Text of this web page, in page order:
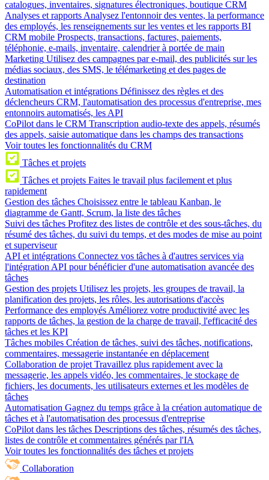
catalogues, inventaires, signatures électroniques, boutique CRM
Analyses et rapports Analysez l'entonnoir des ventes, la performance
des employés, les renseignements sur les ventes et les rapports BI
CRM mobile Prospects, transactions, factures, paiements,
téléphonie, e-mails, inventaire, calendrier à portée de main
Marketing Utilisez des campagnes par e-mail, des publicités sur les
médias sociaux, des SMS, le télémarketing et des pages de
destination
Automatisation et intégrations Définissez des règles et des
déclencheurs CRM, l'automatisation des processus d'entreprise, mes
entonnoirs automatisés, les API
CoPilot dans le CRM Transcription audio-texte des appels, résumés
des appels, saisie automatique dans les champs des transactions
Voir toutes les fonctionnalités du CRM
Tâches et projets
Tâches et projets Faites le travail plus facilement et plus
rapidement
Gestion des tâches Choisissez entre le tableau Kanban, le
diagramme de Gantt, Scrum, la liste des tâches
Suivi des tâches Profitez des listes de contrôle et des sous-tâches, du
résumé des tâches, du suivi du temps, et des modes de mise au point
et superviseur
API et intégrations Connectez vos tâches à d'autres services via
l'intégration API pour bénéficier d'une automatisation avancée des
tâches
Gestion des projets Utilisez les projets, les groupes de travail, la
planification des projets, les rôles, les autorisations d'accès
Performance des employés Améliorez votre productivité avec les
rapports de tâches, la gestion de la charge de travail, l'efficacité des
tâches et les KPI
Tâches mobiles Création de tâches, suivi des tâches, notifications,
commentaires, messagerie instantanée en déplacement
Collaboration de projet Travaillez plus rapidement avec la
messagerie, les appels vidéo, les commentaires, le stockage de
fichiers, les documents, les utilisateurs externes et les modèles de
tâches
Automatisation Gagnez du temps grâce à la création automatique de
tâches et à l'automatisation des processus d'entreprise
CoPilot dans les tâches Descriptions des tâches, résumés des tâches,
listes de contrôle et commentaires générés par l'IA
Voir toutes les fonctionnalités des tâches et projets
Collaboration